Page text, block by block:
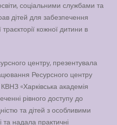
соціальними службами та
дітей для забезпечення
траєкторії кожної дитини в
центру, презентувала
Ресурсного центру
«Харківська академія
рівного доступу до
та дітей з особливими
та надала практичні